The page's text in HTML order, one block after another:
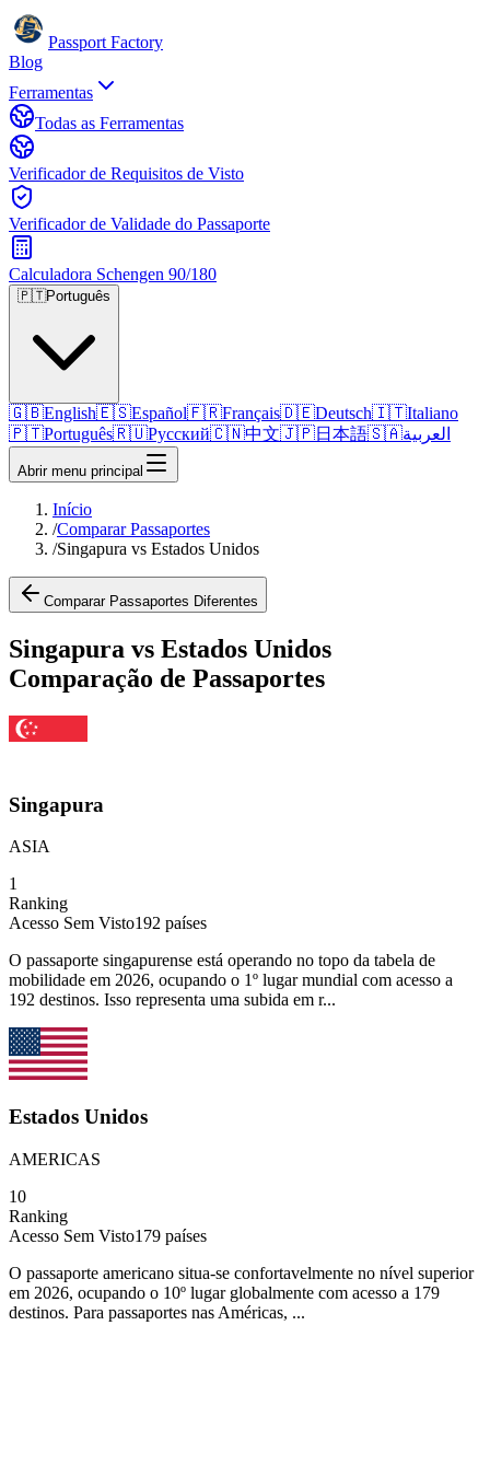
Passport Factory
Blog
Ferramentas
Todas as Ferramentas
Verificador de Requisitos de Visto
Verificador de Validade do Passaporte
Calculadora Schengen 90/180
🇵🇹Português
🇬🇧English🇪🇸Español🇫🇷Français🇩🇪Deutsch🇮🇹Italiano
🇵🇹Português🇷🇺Русский🇨🇳中文🇯🇵日本語🇸🇦العربية
Abrir menu principal
Início
/Comparar Passaportes
/Singapura vs Estados Unidos
Comparar Passaportes Diferentes
Singapura vs Estados Unidos
Comparação de Passaportes
Singapura
ASIA
1
Ranking
Acesso Sem Visto192 países
O passaporte singapurense está operando no topo da tabela de
mobilidade em 2026, ocupando o 1º lugar mundial com acesso a
192 destinos. Isso representa uma subida em r...
Estados Unidos
AMERICAS
10
Ranking
Acesso Sem Visto179 países
O passaporte americano situa-se confortavelmente no nível superior
em 2026, ocupando o 10º lugar globalmente com acesso a 179
destinos. Para passaportes nas Américas, ...